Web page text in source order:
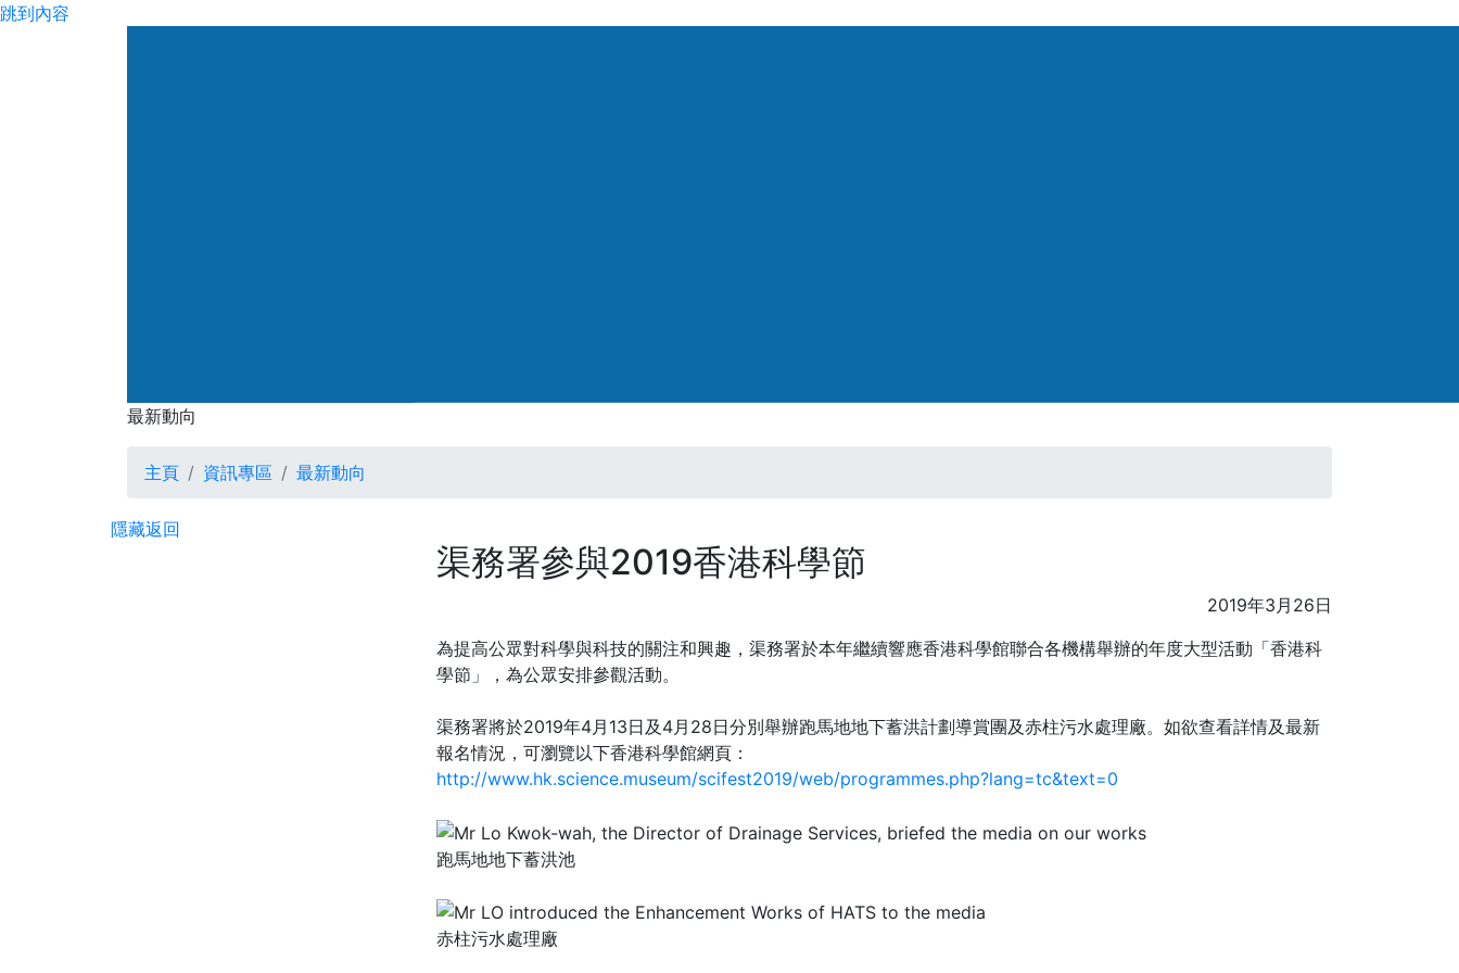
跳到內容
最新動向
最新動向
主頁 資訊專區 最新動向
隱藏返回
渠務署參與2019香港科學節
2019年3月26日
為提高公眾對科學與科技的關注和興趣，渠務署於本年繼續響應香港科學館聯合各機構舉辦的年度大型活動「香港科
學節」，為公眾安排參觀活動。
渠務署將於2019年4月13日及4月28日分別舉辦跑馬地地下蓄洪計劃導賞團及赤柱污水處理廠。如欲查看詳情及最新
報名情況，可瀏覽以下香港科學館網頁：
http://www.hk.science.museum/scifest2019/web/programmes.php?lang=tc&text=0
跑馬地地下蓄洪池
赤柱污水處理廠